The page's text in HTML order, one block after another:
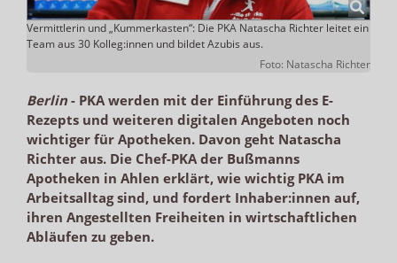
Vermittlerin und „Kummerkasten“: Die PKA Natascha Richter leitet ein
Team aus 30 Kolleg:innen und bildet Azubis aus.
Foto: Natascha Richter
Berlin- PKA werden mit der Einführung des E-
Rezepts und weiteren digitalen Angeboten noch
wichtiger für Apotheken. Davon geht Natascha
Richter aus. Die Chef-PKA der Bußmanns
Apotheken in Ahlen erklärt, wie wichtig PKA im
Arbeitsalltag sind, und fordert Inhaber:innen auf,
ihren Angestellten Freiheiten in wirtschaftlichen
Abläufen zu geben.